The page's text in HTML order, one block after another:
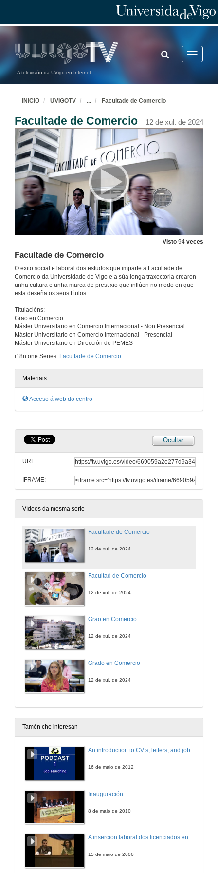
A televisión da UVigo en Internet
Toggle
TOGGLE
SEARCH
INICIO UVIGOTV ... Facultade de Comercio
Facultade de Comercio 12 de xul. de 2024
Visto 94 veces
Facultade de Comercio
O éxito social e laboral dos estudos que imparte a Facultade de
Comercio da Universidade de Vigo e a súa longa traxectoria crearon
unha cultura e unha marca de prestixio que inflúen no modo en que
esta deseña os seus títulos.
Titulacións:
Grao en Comercio
Máster Universitario en Comercio Internacional - Non Presencial
Máster Universitario en Comercio Internacional - Presencial
Máster Universitario en Dirección de PEMES
i18n.one.Series: Facultade de Comercio
Materiais
Acceso á web do centro
Ocultar
URL:
IFRAME:
Vídeos da mesma serie
Facultade de Comercio
12 de xul. de 2024
Facultad de Comercio
12 de xul. de 2024
Grao en Comercio
12 de xul. de 2024
Grado en Comercio
12 de xul. de 2024
Tamén che interesan
An introduction to CV’s, letters, and job searching
16 de maio de 2012
Inauguración
8 de maio de 2010
A inserción laboral dos licenciados en Ciencias do Mar: a carreira investigadora
15 de maio de 2006